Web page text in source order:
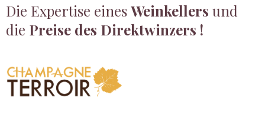
Die Expertise einesWeinkellers und
die Preise des Direktwinzers !